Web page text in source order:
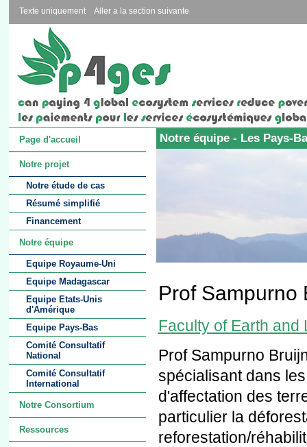
Texte uniquement Aller a la section suivante
Page d'accueil
Notre projet
Notre étude de cas
Résumé simplifié
Financement
Notre équipe
Equipe Royaume-Uni
Equipe Madagascar
Equipe Etats-Unis
d'Amérique
Equipe Pays-Bas
Comité Consultatif
National
Comité Consultatif
International
Notre Consortium
Ressources
Notre équipe - Les Pays-
Prof Sampurno
Faculty of Earth and
Prof Sampurno
spécialisant dans
d'affectation des
particulier la
reforestation/